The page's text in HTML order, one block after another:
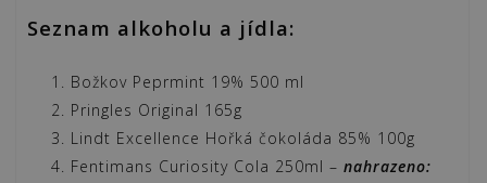
Seznam alkoholu a jídla:
Božkov Peprmint 19% 500 ml
Pringles Original 165g
Lindt Excellence Hořká čokoláda 85% 100g
Fentimans Curiosity Cola 250ml – nahrazeno: